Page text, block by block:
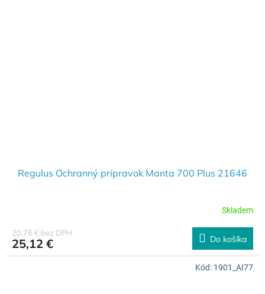
Regulus Ochranný prípravok Manta 700 Plus 21646
Skladem
20,76 € bez DPH
25,12 € Do košíka
Kód: 1901_AI77